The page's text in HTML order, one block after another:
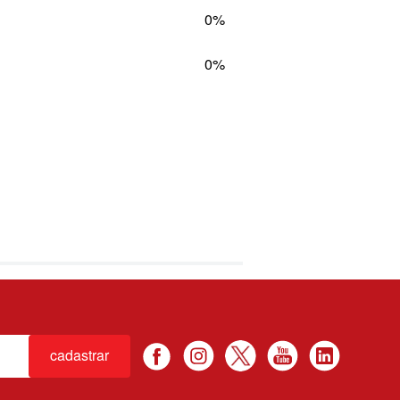
0%
0%
cadastrar